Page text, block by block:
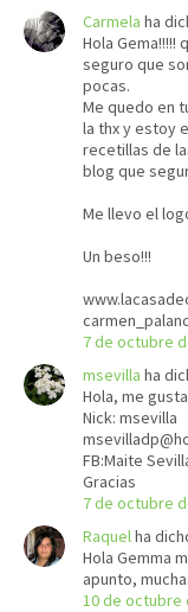
Carmela ha
Hola Gema!!!!!
seguro que
pocas.
Me quedo en
la thx y estoy
recetillas de
blog que
Me llevo el
Un beso!!!
7 de octubre
msevilla ha
Hola, me
Nick: msevilla
FB:Maite
Gracias
7 de octubre
Raquelha
Hola Gemma
apunto,
10 de octubre